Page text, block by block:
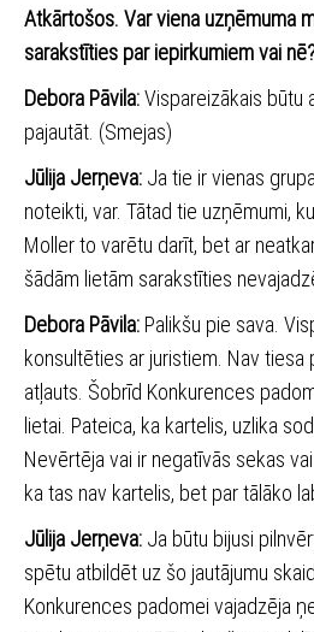
Atkārtošos. Var viena uzņēmuma
sarakstīties par iepirkumiem vai
Debora Pāvila:Vispareizākais būtu
pajautāt. (Smejas)
Jūlija Jerņeva: Ja tie ir vienas
noteikti, var. Tātad tie uzņēmumi,
Moller to varētu darīt, bet ar
šādām lietām sarakstīties
Debora Pāvila: Palikšu pie sava.
konsultēties ar juristiem. Nav tiesa
atļauts. Šobrīd Konkurences
lietai. Pateica, ka kartelis, uzlika
Nevērtēja vai ir negatīvās sekas
ka tas nav kartelis, bet par tālāko
Jūlija Jerņeva: Ja būtu bijusi
spētu atbildēt uz šo jautājumu
Konkurences padomei vajadzēja